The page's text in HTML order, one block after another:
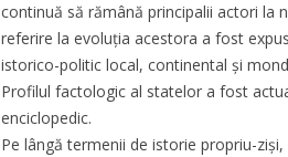
continuă să rămână principalii actori la
referire la evoluția acestora a fost
istorico-politic local, continental și
Profilul factologic al statelor a fost
enciclopedic.
Pe lângă termenii de istorie propriu-